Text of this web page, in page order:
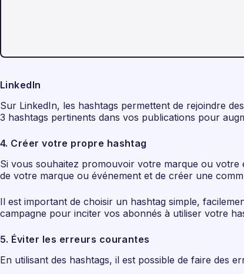
LinkedIn
Sur LinkedIn, les hashtags permettent de rejoindre
3 hashtags pertinents dans vos publications pour
4. Créer votre propre hashtag
Si vous souhaitez promouvoir votre marque ou
de votre marque ou événement et de créer une
Il est important de choisir un hashtag simple,
campagne pour inciter vos abonnés à utiliser votre
5. Éviter les erreurs courantes
En utilisant des hashtags, il est possible de faire des